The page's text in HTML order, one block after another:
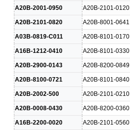
A20B-2001-0950 A20B-2101-0120
A20B-2101-0820 A20B-8001-0641
A03B-0819-C011 A20B-8101-0170
A16B-1212-0410 A20B-8101-0330
A20B-2900-0143 A20B-8200-0849
A20B-8100-0721 A20B-8101-0840
A20B-2002-500 A20B-2101-0210
A20B-0008-0430 A20B-8200-0360
A16B-2200-0020 A20B-2101-0560